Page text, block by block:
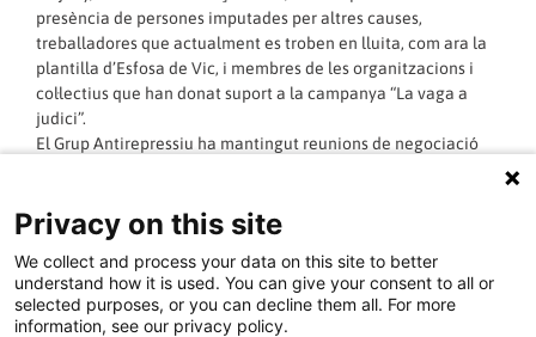
presència de persones imputades per altres causes,
treballadores que actualment es troben en lluita, com ara la
plantilla d’Esfosa de Vic, i membres de les organitzacions i
col·lectius que han donat suport a la campanya “La vaga a
judici”.
El Grup Antirepressiu ha mantingut reunions de negociació
contra i s’ha mostrat disposat a no ser bel·ligerant en el judici,
el grup de suport no ha afluixat les accions adduint que
l’objectiu és que es retiri l’acusació. Arribats aquest punt de
bloqueig, el Grup Antirepressiu continua anunciant accions
de pressió i en un comunicat recorda que la Cambra de
Privacy on this site
We collect and process your data on this site to better
understand how it is used. You can give your consent to all or
selected purposes, or you can decline them all. For more
information, see our privacy policy.